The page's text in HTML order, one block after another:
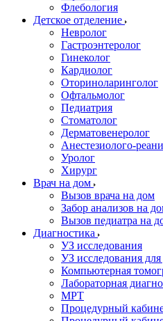
Флебология
Детское отделение
Невролог
Гастроэнтеролог
Гинеколог
Кардиолог
Оториноларинголог
Офтальмолог
Педиатрия
Стоматолог
Дерматовенеролог
Анестезиолого-
Уролог
Хирург
Врач на дом
Вызов врача на дом
Забор анализов на
Вызов педиатра на
Диагностика
УЗ исследования
УЗ исследования для
Компьютерная
Лабораторная
МРТ
Процедурный